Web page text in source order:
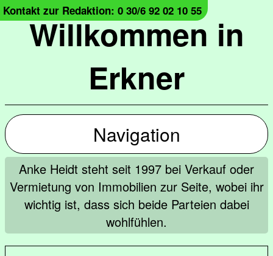
Willkommen in
Erkner
Kontakt zur Redaktion: 0 30/6 92 02 10 55
Navigation
Anke Heidt steht seit 1997 bei Verkauf oder
Vermietung von Immobilien zur Seite, wobei ihr
wichtig ist, dass sich beide Parteien dabei
wohlfühlen.